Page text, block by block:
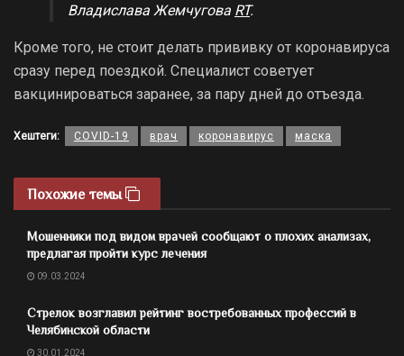
Владислава Жемчугова RT.
Кроме того, не стоит делать прививку от коронавируса
сразу перед поездкой. Специалист советует
вакцинироваться заранее, за пару дней до отъезда.
Хештеги: COVID-19 врач коронавирус маска
Похожие темы
Мошенники под видом врачей сообщают о плохих анализах,
предлагая пройти курс лечения
09.03.2024
Стрелок возглавил рейтинг востребованных профессий в
Челябинской области
30.01.2024